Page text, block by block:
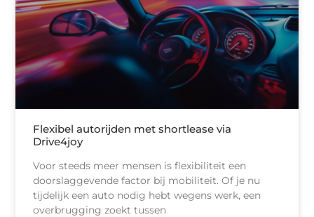
Flexibel autorijden met shortlease via
Drive4joy
Voor steeds meer mensen is flexibiliteit een
doorslaggevende factor bij mobiliteit. Of je nu
tijdelijk een auto nodig hebt wegens werk, een
overbrugging zoekt tussen